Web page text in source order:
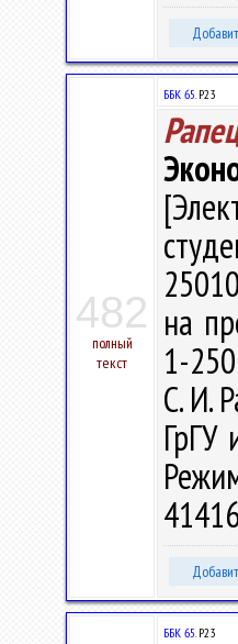
482
полный
текст
ББК 65.Р23
на
1-
С. И.
ГрГУ
ББК 65.Р23